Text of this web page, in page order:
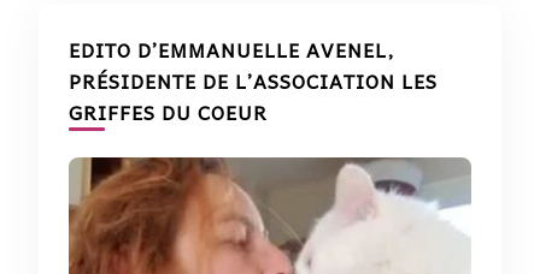
EDITO D’EMMANUELLE AVENEL,
PRÉSIDENTE DE L’ASSOCIATION LES
GRIFFES DU COEUR